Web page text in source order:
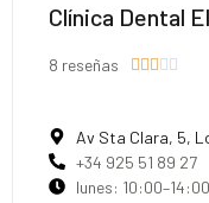
Clínica Dental
8 reseñas 
Av Sta Clara, 5,
+34 925 51 89 27
lunes: 10:00–14:00